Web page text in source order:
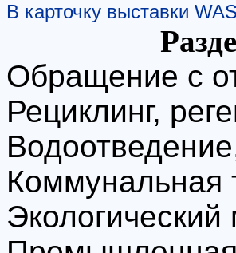
В карточку выставки
Обращение с
Рециклинг,
Коммунальная
Экологический